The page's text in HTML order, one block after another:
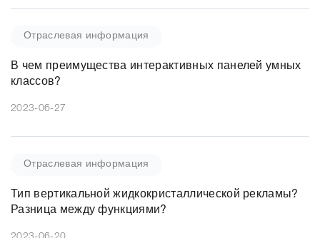
Отраслевая информация
В чем преимущества интерактивных панелей умных
классов?
2023-06-27
Отраслевая информация
Тип вертикальной жидкокристаллической рекламы?
Разница между функциями?